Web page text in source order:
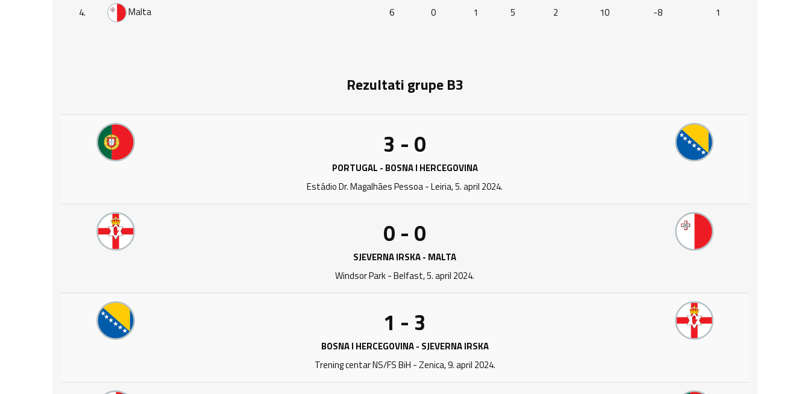
4. Malta 6 0 1 5 2 10 -8 1
Rezultati grupe B3
3 - 0
PORTUGAL - BOSNA I HERCEGOVINA
Estádio Dr. Magalhães Pessoa - Leiria, 5. april 2024.
0 - 0
SJEVERNA IRSKA - MALTA
Windsor Park - Belfast, 5. april 2024.
1 - 3
BOSNA I HERCEGOVINA - SJEVERNA IRSKA
Trening centar NS/FS BiH - Zenica, 9. april 2024.